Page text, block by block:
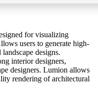
for visualizing
users to generate high-
designs.
interior designers,
designers. Lumion allows
rendering of architectural